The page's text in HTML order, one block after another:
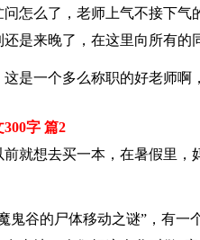
问怎么了，老师上气不接下气
是来晚了，在这里向所有的
这是一个多么称职的好老师啊
字 篇2
前就想去买一本，在暑假里，
鬼谷的尸体移动之谜”，有